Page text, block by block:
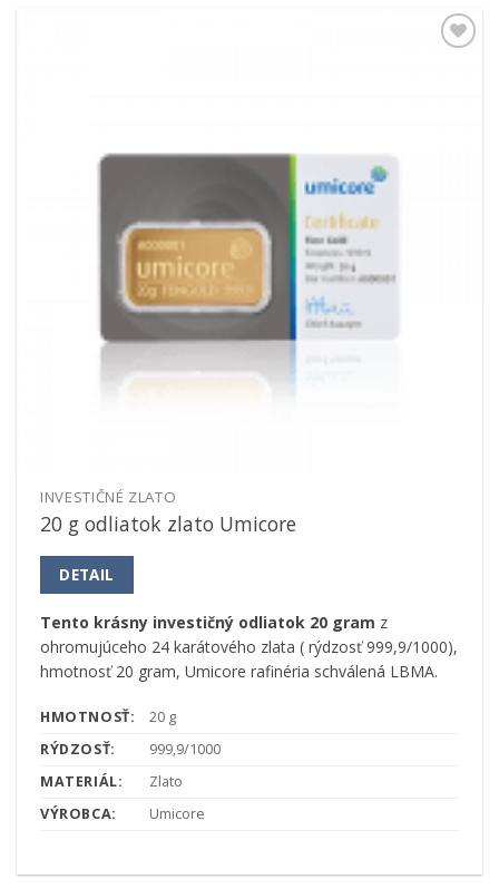
INVESTIČNÉ ZLATO
20 g odliatok zlato Umicore
DETAIL
Tento krásny investičný odliatok 20 gram z
ohromujúceho 24 karátového zlata ( rýdzosť 999,9/1000),
hmotnosť 20 gram, Umicore rafinéria schválená LBMA.
HMOTNOSŤ:
20 g
RÝDZOSŤ:
999,9/1000
MATERIÁL:
Zlato
VÝROBCA:
Umicore